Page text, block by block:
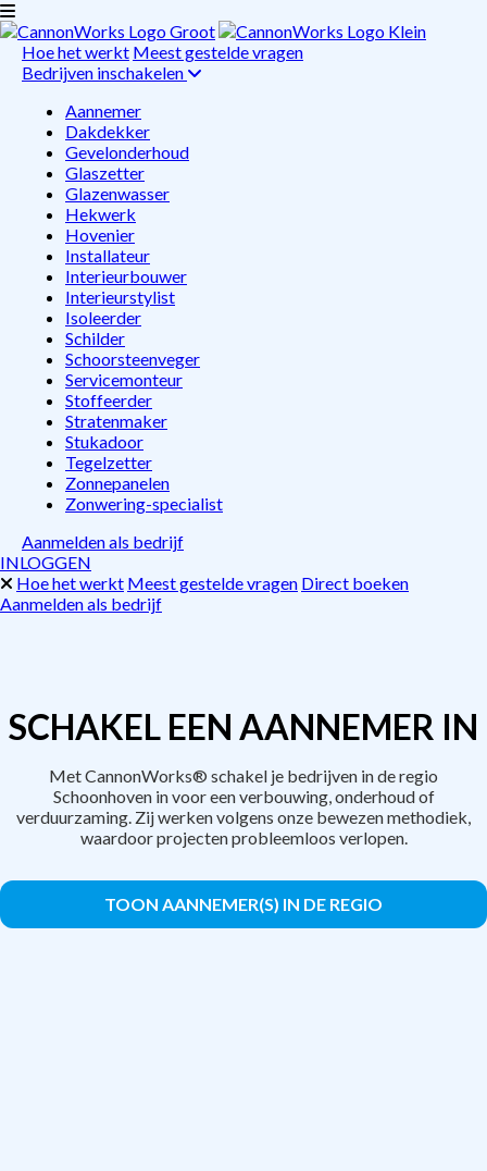
Hoe het werkt Meest gestelde vragen
Bedrijven inschakelen
Aannemer
Dakdekker
Gevelonderhoud
Glaszetter
Glazenwasser
Hekwerk
Hovenier
Installateur
Interieurbouwer
Interieurstylist
Isoleerder
Schilder
Schoorsteenveger
Servicemonteur
Stoffeerder
Stratenmaker
Stukadoor
Tegelzetter
Zonnepanelen
Zonwering-specialist
Aanmelden als bedrijf
INLOGGEN
Hoe het werkt Meest gestelde vragen Direct boeken
Aanmelden als bedrijf
SCHAKEL EEN AANNEMER IN
Met CannonWorks® schakel je bedrijven in de regio
Schoonhoven in voor een verbouwing, onderhoud of
verduurzaming. Zij werken volgens onze bewezen methodiek,
waardoor projecten probleemloos verlopen.
TOON AANNEMER(S) IN DE REGIO